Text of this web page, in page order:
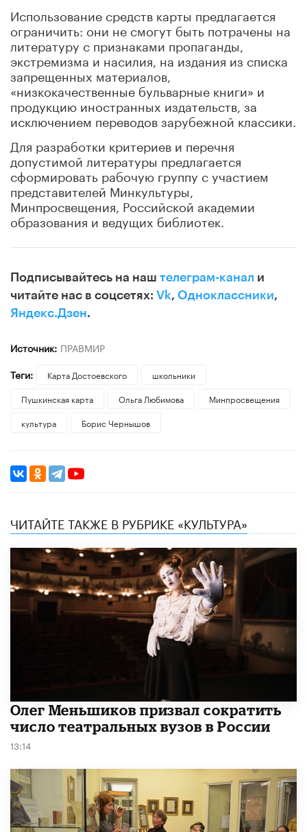
Использование средств карты предлагается
ограничить: они не смогут быть потрачены на
литературу с признаками пропаганды,
экстремизма и насилия, на издания из списка
запрещенных материалов,
«низкокачественные бульварные книги» и
продукцию иностранных издательств, за
исключением переводов зарубежной классики.
Для разработки критериев и перечня
допустимой литературы предлагается
сформировать рабочую группу с участием
представителей Минкультуры,
Минпросвещения, Российской академии
образования и ведущих библиотек.
Подписывайтесь на наш телеграм-канал и
читайте нас в соцсетях: Vk, Одноклассники,
Яндекс.Дзен.
Источник: ПРАВМИР
Теги:
Карта Достоевского
школьники
Пушкинская карта
Ольга Любимова
Минпросвещения
культура
Борис Чернышов
ЧИТАЙТЕ ТАКЖЕ В РУБРИКЕ «КУЛЬТУРА»
Олег Меньшиков призвал сократить
число театральных вузов в России
13:14